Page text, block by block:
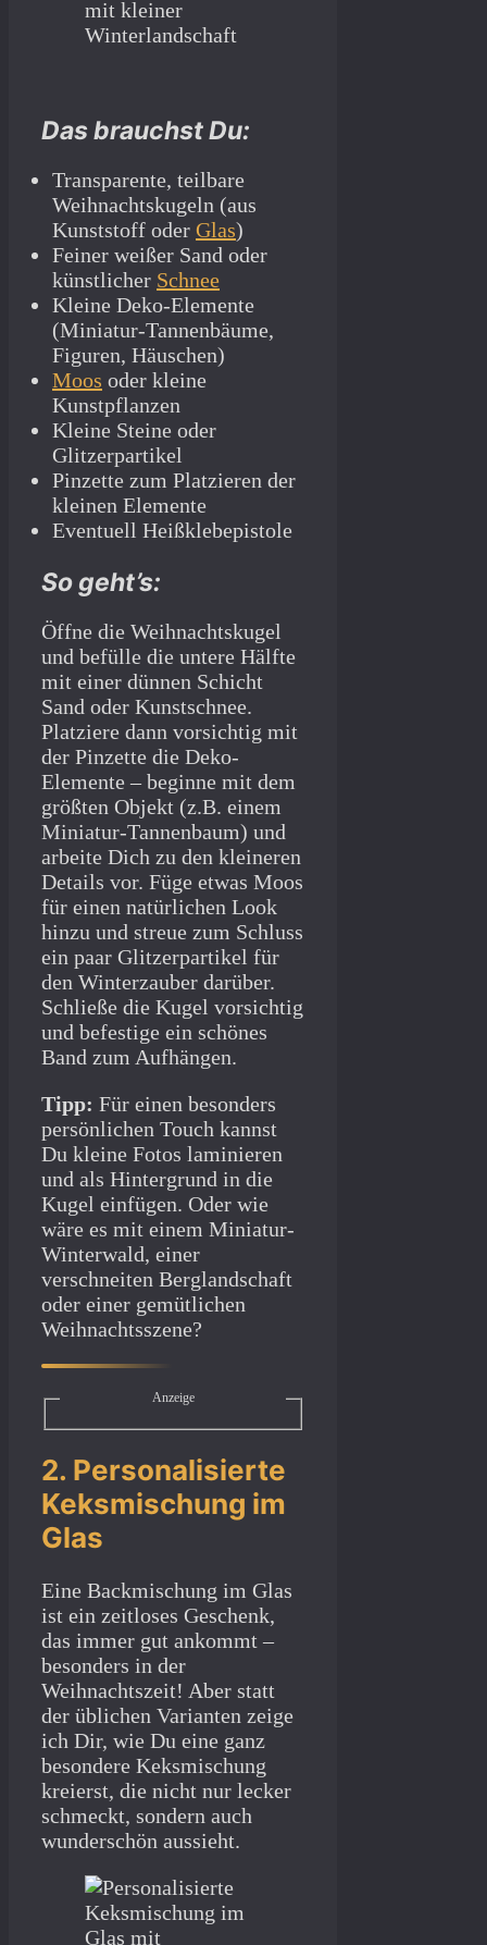
Das brauchst Du:
Transparente, teilbare
Weihnachtskugeln (aus
Kunststoff oder Glas)
Feiner weißer Sand oder
künstlicher Schnee
Kleine Deko-Elemente
(Miniatur-Tannenbäume,
Figuren, Häuschen)
Moos oder kleine
Kunstpflanzen
Kleine Steine oder
Glitzerpartikel
Pinzette zum Platzieren der
kleinen Elemente
Eventuell Heißklebepistole
So geht’s:
Öffne die Weihnachtskugel
und befülle die untere Hälfte
mit einer dünnen Schicht
Sand oder Kunstschnee.
Platziere dann vorsichtig mit
der Pinzette die Deko-
Elemente – beginne mit dem
größten Objekt (z.B. einem
Miniatur-Tannenbaum) und
arbeite Dich zu den kleineren
Details vor. Füge etwas Moos
für einen natürlichen Look
hinzu und streue zum Schluss
ein paar Glitzerpartikel für
den Winterzauber darüber.
Schließe die Kugel vorsichtig
und befestige ein schönes
Band zum Aufhängen.
Tipp: Für einen besonders
persönlichen Touch kannst
Du kleine Fotos laminieren
und als Hintergrund in die
Kugel einfügen. Oder wie
wäre es mit einem Miniatur-
Winterwald, einer
verschneiten Berglandschaft
oder einer gemütlichen
Weihnachtsszene?
Anzeige
2. Personalisierte
Keksmischung im
Glas
Eine Backmischung im Glas
ist ein zeitloses Geschenk,
das immer gut ankommt –
besonders in der
Weihnachtszeit! Aber statt
der üblichen Varianten zeige
ich Dir, wie Du eine ganz
besondere Keksmischung
kreierst, die nicht nur lecker
schmeckt, sondern auch
wunderschön aussieht.